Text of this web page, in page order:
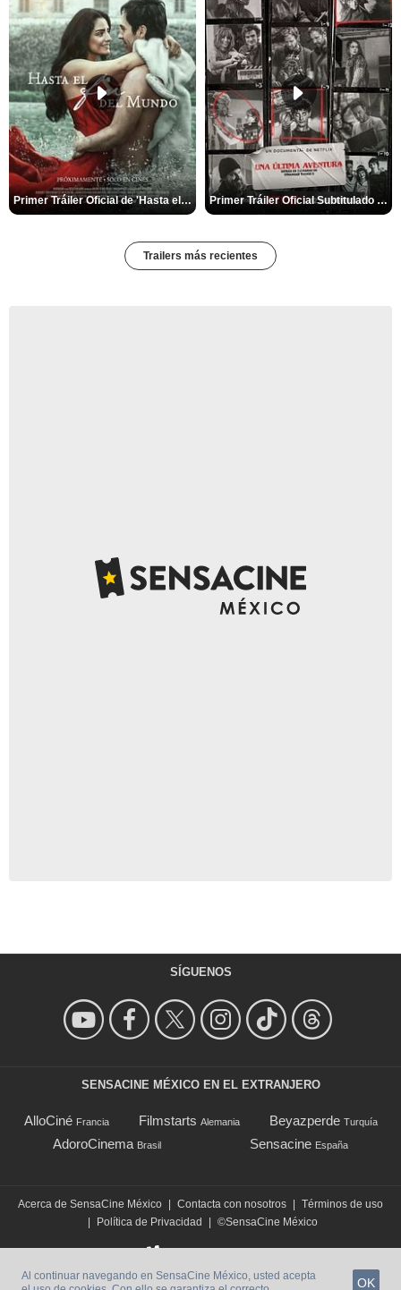
Primer Tráiler Oficial de 'Hasta el fin del mundo' Primer Tráiler Oficial Subtitulado de 'Una última aventura: Detrás de cámaras de Stranger Things 5'
Trailers más recientes
SÍGUENOS
SENSACINE MÉXICO EN EL EXTRANJERO
AlloCiné Francia Filmstarts Alemania Beyazperde Turquía
AdoroCinema Brasil Sensacine España
Acerca de SensaCine México Contacta con nosotros
Términos de uso
Política de Privacidad ©SensaCine México
Al continuar navegando en SensaCine México, usted acepta
OK